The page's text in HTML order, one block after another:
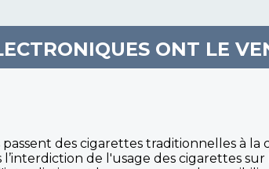
ONT LE
des cigarettes traditionnelles à
de l'usage des cigarettes